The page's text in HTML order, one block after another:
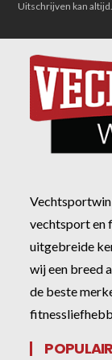
Uitschrijven kan altijd.
vechtsport en
uitgebreide
wij een breed
de beste
POPULAIR